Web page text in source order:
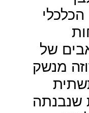
של
מנשק
שנבנתה